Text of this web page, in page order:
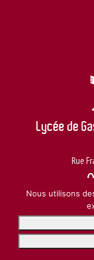
Rue
© LYCÉE D’HÔTELLERIE ET DE
Nous utilisons